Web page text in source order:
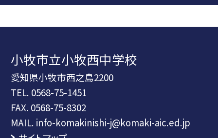
小牧市立小牧西中学校
愛知県小牧市西之島2200
TEL. 0568-75-1451
FAX. 0568-75-8302
MAIL. info-komakinishi-j@komaki-aic.ed.jp